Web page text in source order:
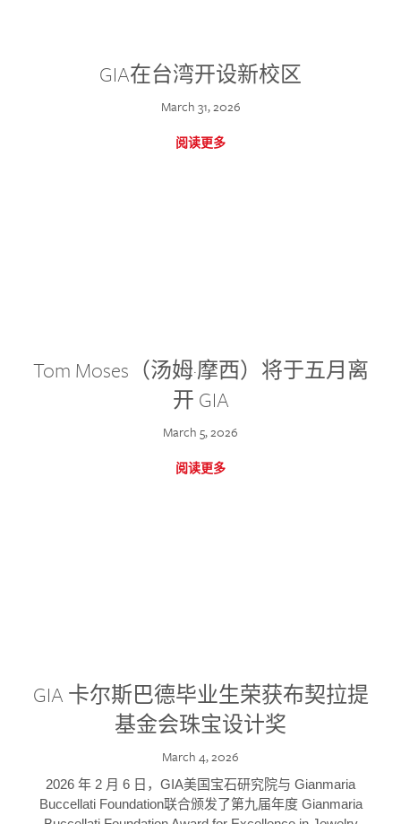
GIA在台湾开设新校区
March 31, 2026
阅读更多
Tom Moses（汤姆·摩西）将于五月离
开 GIA
March 5, 2026
阅读更多
GIA 卡尔斯巴德毕业生荣获布契拉提
基金会珠宝设计奖
March 4, 2026
2026 年 2 月 6 日，GIA美国宝石研究院与 Gianmaria
Buccellati Foundation联合颁发了第九届年度 Gianmaria